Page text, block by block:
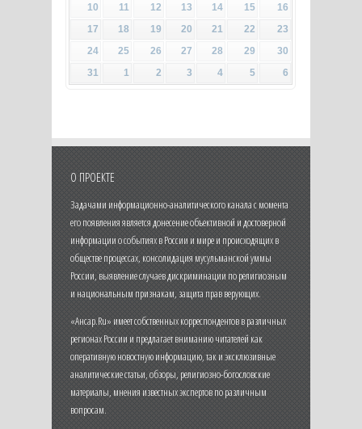
10
11 12 13 14 15
16
17
18 19 20 21 22
23
24
25 26 27 28 29
30
31
1 2 3 4 5 6
О ПРОЕКТЕ
Задачами информационно-аналитического канала с момента
его появления является донесение объективной и достоверной
информации о событиях в России и мире и происходящих в
обществе процессах, консолидация мусульманской уммы
России, выявление случаев дискриминации по религиозным
и национальным признакам, защита прав верующих.
«Ансар.Ru» имеет собственных корреспондентов в различных
регионах России и предлагает вниманию читателей как
оперативную новостную информацию, так и эксклюзивные
аналитические статьи, обзоры, религиозно-богословские
материалы, мнения известных экспертов по различным
вопросам.